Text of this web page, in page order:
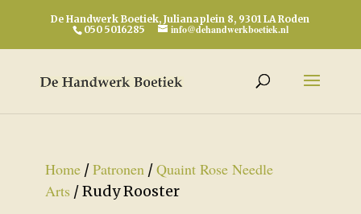
De Handwerk Boetiek, Julianaplein 8, 9301 LA Roden
050 5016285
info@dehandwerkboetiek.nl
Home/Patronen/Quaint Rose Needle
Arts / Rudy Rooster